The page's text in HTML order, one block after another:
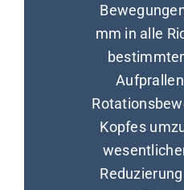
mm in alle
Kopfes